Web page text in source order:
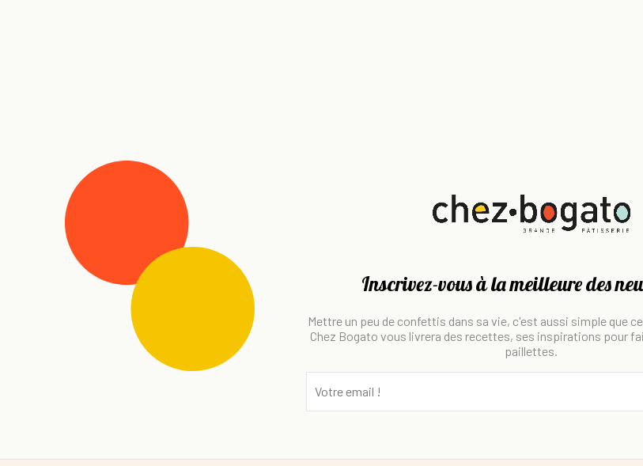
Inscrivez-vous à la meilleure des
Mettre un peu de confettis dans sa vie, c'est aussi simple que
Chez Bogato vous livrera des recettes, ses inspirations pour
paillettes.